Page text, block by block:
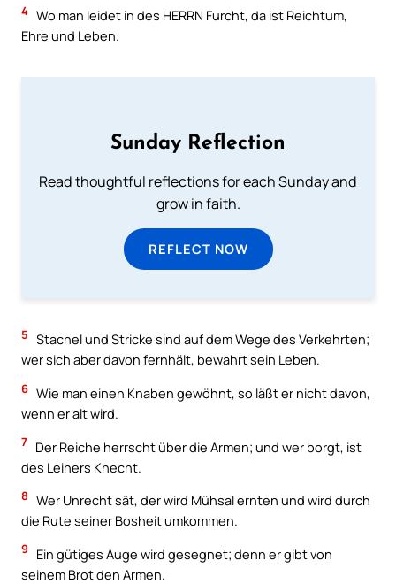
4 Wo man leidet in des HERRN Furcht, da ist Reichtum,
Ehre und Leben.
Sunday Reflection
Read thoughtful reflections for each Sunday and
grow in faith.
REFLECT NOW
5 Stachel und Stricke sind auf dem Wege des Verkehrten;
wer sich aber davon fernhält, bewahrt sein Leben.
6 Wie man einen Knaben gewöhnt, so läßt er nicht davon,
wenn er alt wird.
7 Der Reiche herrscht über die Armen; und wer borgt, ist
des Leihers Knecht.
8 Wer Unrecht sät, der wird Mühsal ernten und wird durch
die Rute seiner Bosheit umkommen.
9
Ein gütiges Auge wird gesegnet; denn er gibt von
seinem Brot den Armen.